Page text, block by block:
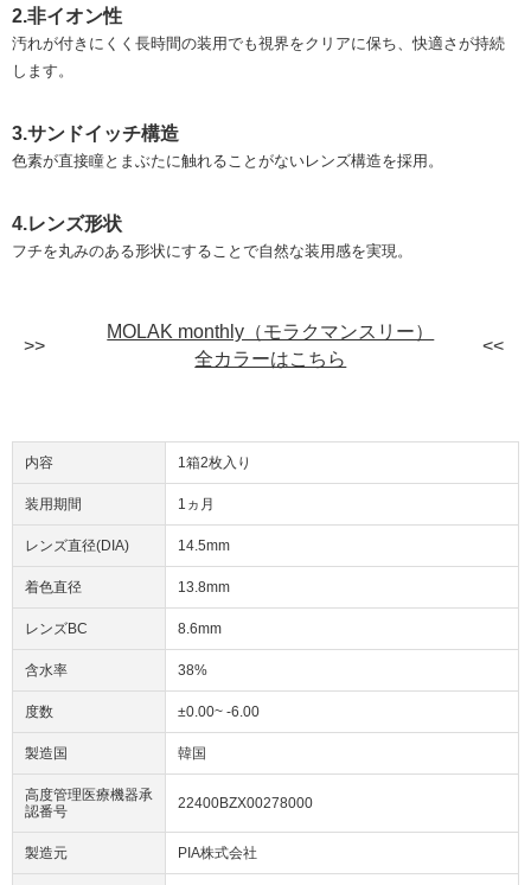
2.非イオン性
汚れが付きにくく長時間の装用でも視界をクリアに保ち、快適さが持続
します。
3.サンドイッチ構造
色素が直接瞳とまぶたに触れることがないレンズ構造を採用。
4.レンズ形状
フチを丸みのある形状にすることで自然な装用感を実現。
MOLAK monthly（モラクマンスリー）
全カラーはこちら
内容 1箱2枚入り
装用期間 1ヵ月
レンズ直径(DIA) 14.5mm
着色直径 13.8mm
レンズBC 8.6mm
含水率 38%
度数 ±0.00~ -6.00
製造国 韓国
高度管理医療機器承
認番号
22400BZX00278000
製造元 PIA株式会社